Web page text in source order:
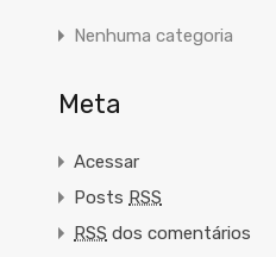
Nenhuma categoria
Meta
Acessar
Posts RSS
RSS dos comentários